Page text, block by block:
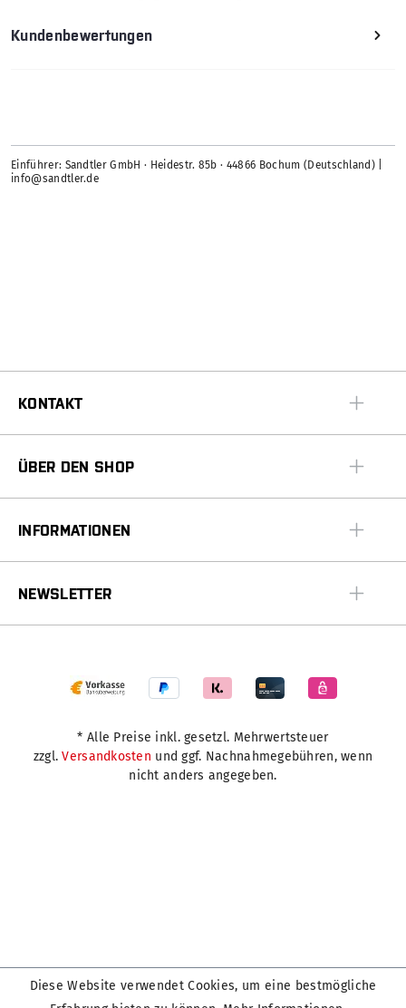
Kundenbewertungen
Einführer: Sandtler GmbH · Heidestr. 85b · 44866 Bochum (Deutschland) |
info@sandtler.de
KONTAKT
ÜBER DEN SHOP
INFORMATIONEN
NEWSLETTER
* Alle Preise inkl. gesetzl. Mehrwertsteuer
zzgl.Versandkosten und ggf. Nachnahmegebühren, wenn
nicht anders angegeben.
Diese Website verwendet Cookies, um eine bestmögliche